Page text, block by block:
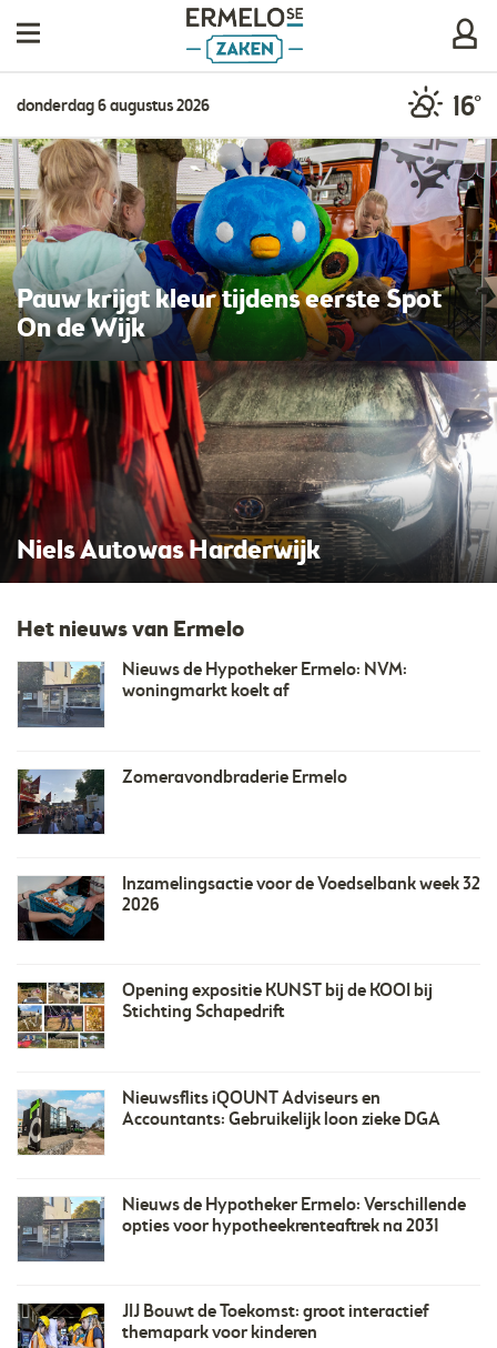
donderdag 6 augustus 2026 16°
Pauw krijgt kleur tijdens eerste Spot
On de Wijk
OrangeTalent
Het nieuws van Ermelo
Nieuws de Hypotheker Ermelo: NVM:
woningmarkt koelt af
Zomeravondbraderie Ermelo
Inzamelingsactie voor de Voedselbank week 32
2026
Opening expositie KUNST bij de KOOI bij
Stichting Schapedrift
Nieuwsflits iQOUNT Adviseurs en
Accountants: Gebruikelijk loon zieke DGA
Nieuws de Hypotheker Ermelo: Verschillende
opties voor hypotheekrenteaftrek na 2031
JIJ Bouwt de Toekomst: groot interactief
themapark voor kinderen